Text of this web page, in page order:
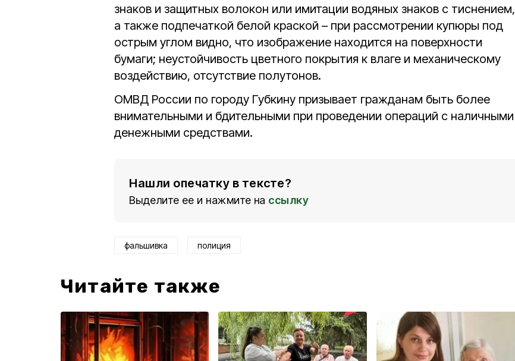
знаков и защитных волокон или имитации водяных знаков с тиснением,
а также подпечаткой белой краской – при рассмотрении купюры под
острым углом видно, что изображение находится на поверхности
бумаги; неустойчивость цветного покрытия к влаге и механическому
воздействию, отсутствие полутонов.
ОМВД России по городу Губкину призывает гражданам быть более
внимательными и бдительными при проведении операций с наличными
денежными средствами.
Нашли опечатку в тексте?
Выделите ее и нажмите на ссылку
фальшивка полиция
Читайте также